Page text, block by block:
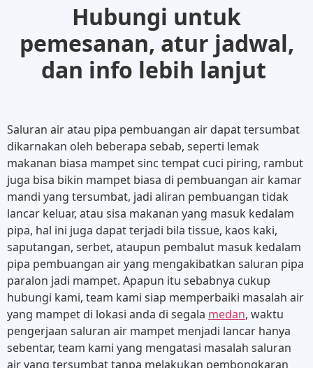
Hubungi untuk
pemesanan, atur jadwal,
dan info lebih lanjut
Saluran air atau pipa pembuangan air dapat tersumbat
dikarnakan oleh beberapa sebab, seperti lemak
makanan biasa mampet sinc tempat cuci piring, rambut
juga bisa bikin mampet biasa di pembuangan air kamar
mandi yang tersumbat, jadi aliran pembuangan tidak
lancar keluar, atau sisa makanan yang masuk kedalam
pipa, hal ini juga dapat terjadi bila tissue, kaos kaki,
saputangan, serbet, ataupun pembalut masuk kedalam
pipa pembuangan air yang mengakibatkan saluran pipa
paralon jadi mampet. Apapun itu sebabnya cukup
hubungi kami, team kami siap memperbaiki masalah air
yang mampet di lokasi anda di segala medan, waktu
pengerjaan saluran air mampet menjadi lancar hanya
sebentar, team kami yang mengatasi masalah saluran
air yang tersumbat tanpa melakukan pembongkaran